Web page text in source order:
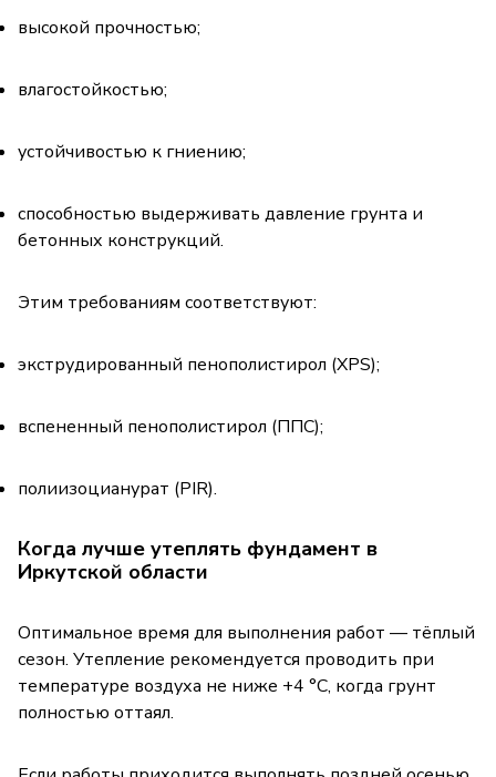
высокой прочностью;
влагостойкостью;
устойчивостью к гниению;
способностью выдерживать давление грунта и
бетонных конструкций.
Этим требованиям соответствуют:
экструдированный пенополистирол (XPS);
вспененный пенополистирол (ППС);
полиизоцианурат (PIR).
Когда лучше утеплять фундамент в
Иркутской области
Оптимальное время для выполнения работ — тёплый
сезон. Утепление рекомендуется проводить при
температуре воздуха не ниже +4 °C, когда грунт
полностью оттаял.